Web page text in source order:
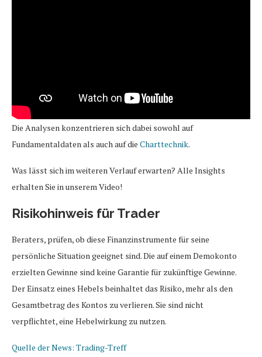
Die Analysen konzentrieren sich dabei sowohl auf
Fundamentaldaten als auch auf die Charttechnik.
Was lässt sich im weiteren Verlauf erwarten? Alle Insights
erhalten Sie in unserem Video!
Risikohinweis für Trader
Beraters, prüfen, ob diese Finanzinstrumente für seine
persönliche Situation geeignet sind. Die auf einem Demokonto
erzielten Gewinne sind keine Garantie für zukünftige Gewinne.
Der Einsatz eines Hebels beinhaltet das Risiko, mehr als den
Gesamtbetrag des Kontos zu verlieren. Sie sind nicht
verpflichtet, eine Hebelwirkung zu nutzen.
Quelle der News: Trading-Treff